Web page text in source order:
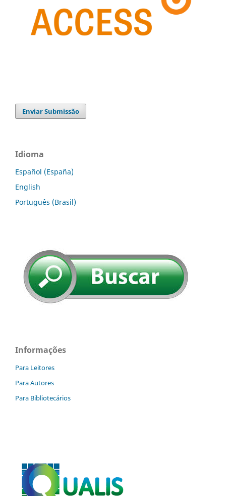
Enviar Submissão
Idioma
Español (España)
English
Português (Brasil)
Informações
Para Leitores
Para Autores
Para Bibliotecários